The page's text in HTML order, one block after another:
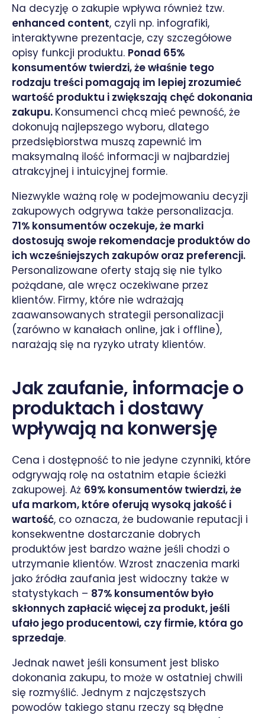
Na decyzję o zakupie wpływa również tzw.
enhanced content, czyli np. infografiki,
interaktywne prezentacje, czy szczegółowe
opisy funkcji produktu. Ponad 65%
konsumentów twierdzi, że właśnie tego
rodzaju treści pomagają im lepiej zrozumieć
wartość produktu i zwiększają chęć dokonania
zakupu. Konsumenci chcą mieć pewność, że
dokonują najlepszego wyboru, dlatego
przedsiębiorstwa muszą zapewnić im
maksymalną ilość informacji w najbardziej
atrakcyjnej i intuicyjnej formie.
Niezwykle ważną rolę w podejmowaniu decyzji
zakupowych odgrywa także personalizacja.
71% konsumentów oczekuje, że marki
dostosują swoje rekomendacje produktów do
ich wcześniejszych zakupów oraz preferencji.
Personalizowane oferty stają się nie tylko
pożądane, ale wręcz oczekiwane przez
klientów. Firmy, które nie wdrażają
zaawansowanych strategii personalizacji
(zarówno w kanałach online, jak i offline),
narażają się na ryzyko utraty klientów.
Jak zaufanie, informacje o
produktach i dostawy
wpływają na konwersję
Cena i dostępność to nie jedyne czynniki, które
odgrywają rolę na ostatnim etapie ścieżki
zakupowej. Aż 69% konsumentów twierdzi, że
ufa markom, które oferują wysoką jakość i
wartość, co oznacza, że budowanie reputacji i
konsekwentne dostarczanie dobrych
produktów jest bardzo ważne jeśli chodzi o
utrzymanie klientów. Wzrost znaczenia marki
jako źródła zaufania jest widoczny także w
statystykach – 87% konsumentów było
skłonnych zapłacić więcej za produkt, jeśli
ufało jego producentowi, czy firmie, która go
sprzedaje.
Jednak nawet jeśli konsument jest blisko
dokonania zakupu, to może w ostatniej chwili
się rozmyślić. Jednym z najczęstszych
powodów takiego stanu rzeczy są błędne